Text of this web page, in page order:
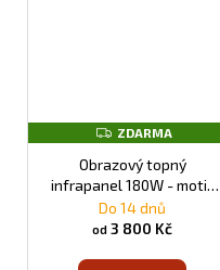
Z
D
A
R
M
A
ZDARMA
Obrazový topný
infrapanel 180W - motiv
č. 02
Do 14 dnů
od 3 800 Kč